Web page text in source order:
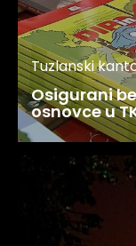
Tuzlanski
Osigurani
osnovce u